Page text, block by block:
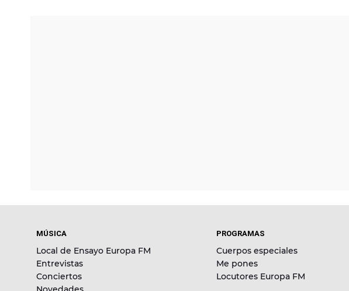
MÚSICA
Local de Ensayo Europa FM
Entrevistas
Conciertos
PROGRAMAS
Cuerpos especiales
Me pones
Locutores Europa FM